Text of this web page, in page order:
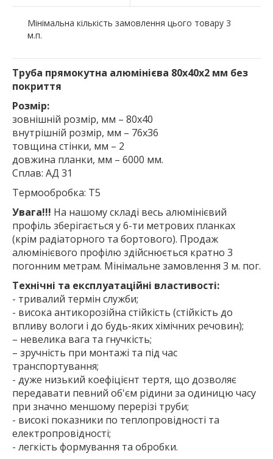
Мінімальна кількість замовлення цього товару 3
м.п.
Труба прямокутна алюмінієва 80х40х2 мм без
покриття
Розмір:
зовнішній розмір, мм – 80х40
внутрішній розмір, мм – 76х36
товщина стінки, мм – 2
довжина планки, мм – 6000 мм.
Сплав: АД 31
Термообробка: Т5
Увага!!! На нашому складі весь алюмінієвий
профіль зберігається у 6-ти метрових планках
(крім радіаторного та бортового). Продаж
алюмінієвого профілю здійснюється кратно 3
погонним метрам. Мінімальне замовлення 3 м. пог.
Технічні та експлуатаційні властивості:
- тривалий термін служби;
- висока антикорозійна стійкість (стійкість до
впливу вологи і до будь-яких хімічних речовин);
– невелика вага та гнучкість;
– зручність при монтажі та під час
транспортування;
- дуже низький коефіцієнт тертя, що дозволяє
передавати певний об'єм рідини за одиницю часу
при значно меншому перерізі труби;
- високі показники по теплопровідності та
електропровідності;
- легкість формування та обробки.